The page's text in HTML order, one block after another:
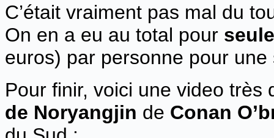
C’était vraiment pas mal du
On en a eu au total pour
euros) par personne pour
Pour finir, voici une video très
de Noryangjin de Conan